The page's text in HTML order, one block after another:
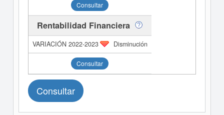
Consultar
Rentabilidad Financiera
Disminución
Consultar
Consultar